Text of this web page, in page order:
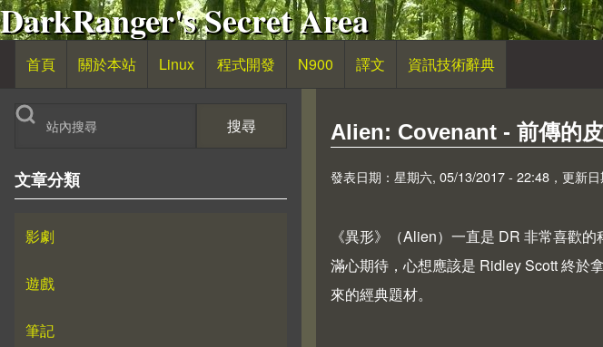
移至主內容
DarkRanger's Secret Area
主導覽
首頁 關於本站 Linux 程式開發 N900 譯文 資訊技術辭典
搜尋
文章分類
影劇
遊戲
筆記
Alien: Covenant - 前傳的
發表日期：星期六, 05/13/2017 - 22:48，更新
《異形》（Alien）一直是 DR 非常喜歡
滿心期待，心想應該是 Ridley Scott 終於
來的經典題材。